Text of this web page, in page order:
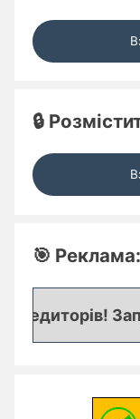
🔒
🎯 Реклама: